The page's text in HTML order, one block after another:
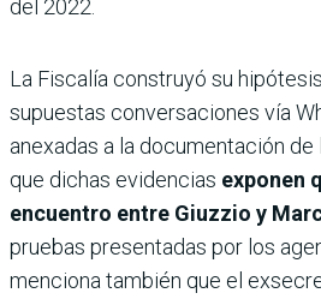
del 2022.
La Fiscalía construyó su
supuestas conversaciones vía
anexadas a la documentación
que dichas evidencias exponen
encuentro entre Giuzzio y
pruebas presentadas por los
menciona también que el